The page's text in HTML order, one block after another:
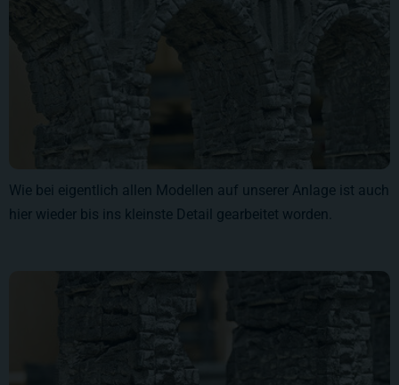
Wie bei eigentlich allen Modellen auf unserer Anlage ist auch
hier wieder bis ins kleinste Detail gearbeitet worden.